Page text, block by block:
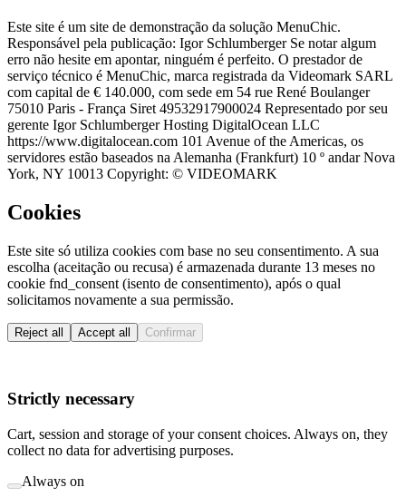
Este site é um site de demonstração da solução MenuChic.
Responsável pela publicação: Igor Schlumberger Se notar algum
erro não hesite em apontar, ninguém é perfeito. O prestador de
serviço técnico é MenuChic, marca registrada da Videomark SARL
com capital de € 140.000, com sede em 54 rue René Boulanger
75010 Paris - França Siret 49532917900024 Representado por seu
gerente Igor Schlumberger Hosting DigitalOcean LLC
https://www.digitalocean.com 101 Avenue of the Americas, os
servidores estão baseados na Alemanha (Frankfurt) 10 º andar Nova
York, NY 10013 Copyright: © VIDEOMARK
Cookies
Este site só utiliza cookies com base no seu consentimento. A sua
escolha (aceitação ou recusa) é armazenada durante 13 meses no
cookie fnd_consent (isento de consentimento), após o qual
solicitamos novamente a sua permissão.
Reject all Accept all Confirmar
Strictly necessary
Cart, session and storage of your consent choices. Always on, they
collect no data for advertising purposes.
Always on